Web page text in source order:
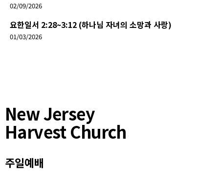
02/09/2026
요한일서 2:28~3:12 (하나님 자녀의 소망과 사랑)
01/03/2026
New Jersey
Harvest Church
주일예배